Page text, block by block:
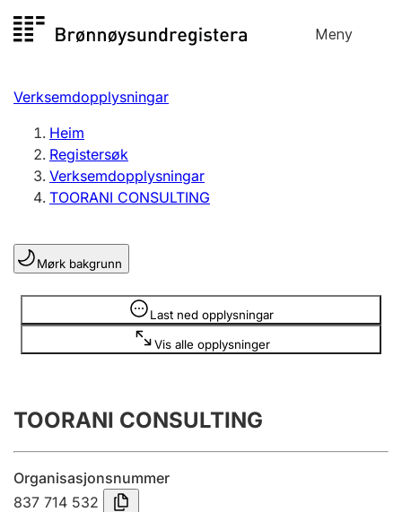
til
Meny
Registersøk
Aksjeselskap
Enkeltpersonføretak
Registrere, endre, slette
Lag og foreining
Registrere, endre, slette
Årsrekneskap
Innsending og forseinkingsgebyr
Verksemdopplysningar
Heim
Registersøk
Verksemdopplysningar
TOORANI CONSULTING
Mørk bakgrunn
Last ned opplysningar
Vis alle opplysninger
Opplysninger er skjult
TOORANI CONSULTING
Organisasjonsnummer
837 714 532